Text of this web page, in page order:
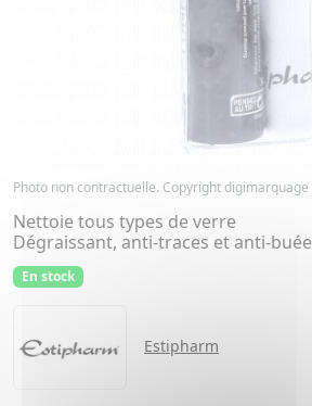
Photo non contractuelle. Copyright digimarquage
Nettoie tous types de verre
Dégraissant, anti-traces et anti-buée
En stock
Estipharm